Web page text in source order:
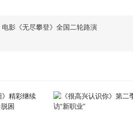
电影《无尽攀登》全国二轮路演